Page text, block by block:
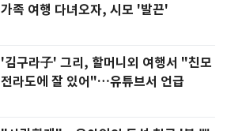
가족 여행 다녀오자, 시모 '발끈'
'김구라子' 그리, 할머니외 여행서 "친모
전라도에 잘 있어"…유튜브서 언급